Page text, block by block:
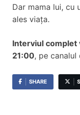
Dar mama lui, cu
ales viața.
Interviul complet
21:00, pe canalul
SHARE